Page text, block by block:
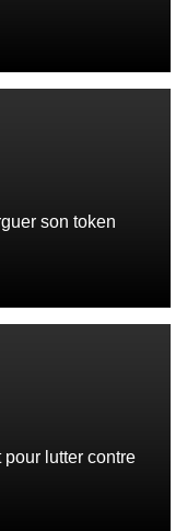
son token
lutter contre